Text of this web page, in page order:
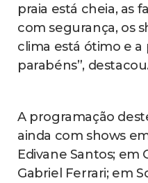
praia está cheia, as
com segurança, os
clima está ótimo e
parabéns”,
A programação
ainda com shows
Edivane Santos; em
Gabriel Ferrari; em